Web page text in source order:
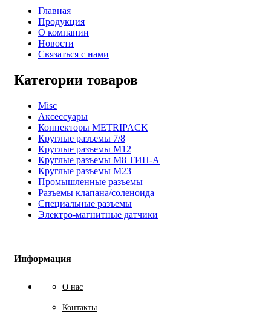
Главная
Продукция
О компании
Новости
Связаться с нами
Категории товаров
Misc
Аксессуары
Коннекторы METRIPACK
Круглые разъемы 7/8
Круглые разъемы M12
Круглые разъемы M8 ТИП-A
Круглые разъемы М23
Промышленные разъемы
Разъемы клапана/соленоида
Специальные разъемы
Электро-магнитные датчики
Информация
О нас
Контакты